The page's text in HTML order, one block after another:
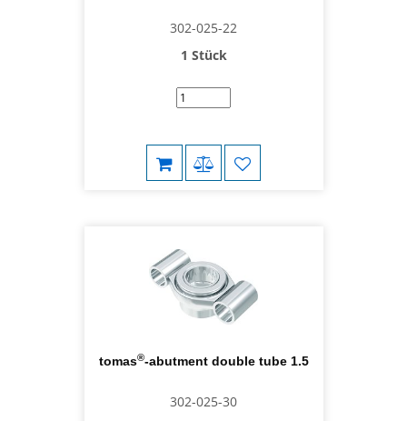
302-025-22
1 Stück
tomas®-abutment double tube 1.5
302-025-30